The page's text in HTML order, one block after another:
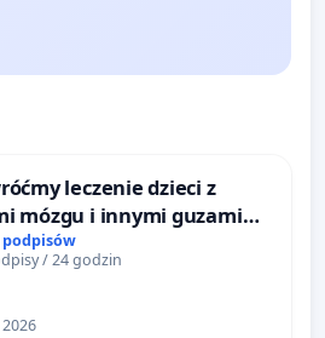
leczenie dzieci z
mózgu i innymi guzami
do Górnośląskiego
Zdrowia Dziecka w
podpisów
/ 24 godzin
2026